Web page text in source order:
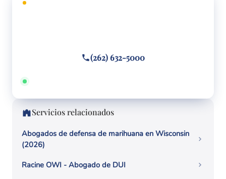
CONSULTA GRATUITA
(262) 632-5000
Disponible 24/7 · Hablamos español
Servicios relacionados
Abogados de defensa de marihuana en Wisconsin
(2026)
Racine OWI - Abogado de DUI